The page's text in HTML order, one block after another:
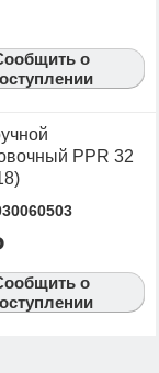
о
PPR 32
о